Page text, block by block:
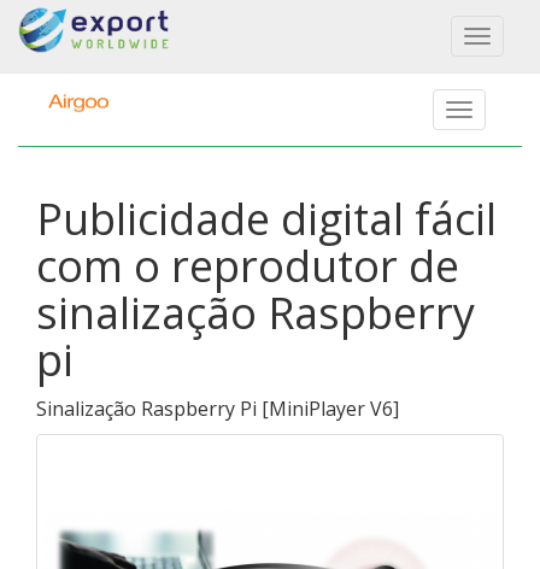
Toggle
Publicidade digital fácil
com o reprodutor de
sinalização Raspberry
pi
Sinalização Raspberry Pi [MiniPlayer V6]